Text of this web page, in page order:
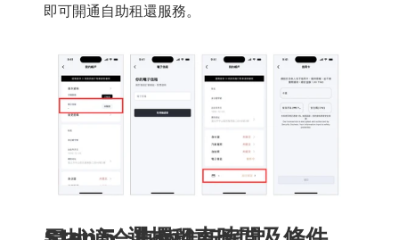
即可開通自助租還服務。